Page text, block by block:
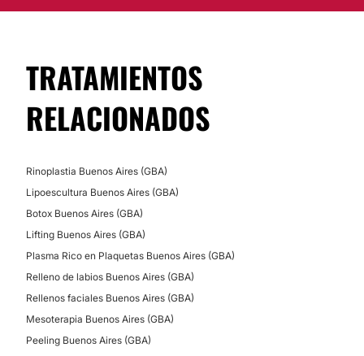
TRATAMIENTOS
RELACIONADOS
Rinoplastia Buenos Aires (GBA)
Lipoescultura Buenos Aires (GBA)
Botox Buenos Aires (GBA)
Lifting Buenos Aires (GBA)
Plasma Rico en Plaquetas Buenos Aires (GBA)
Relleno de labios Buenos Aires (GBA)
Rellenos faciales Buenos Aires (GBA)
Mesoterapia Buenos Aires (GBA)
Peeling Buenos Aires (GBA)